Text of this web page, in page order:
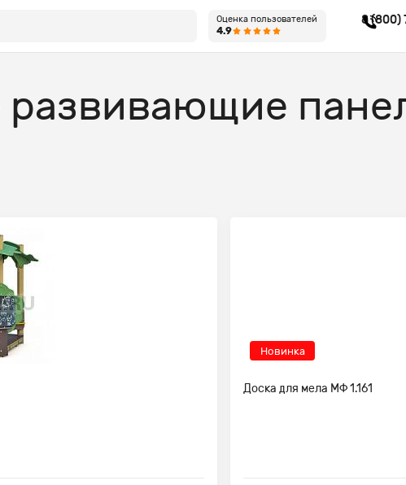
Оценка пользователей
4.9
8 (800)
Новинка
Доска для мела МФ 1.161